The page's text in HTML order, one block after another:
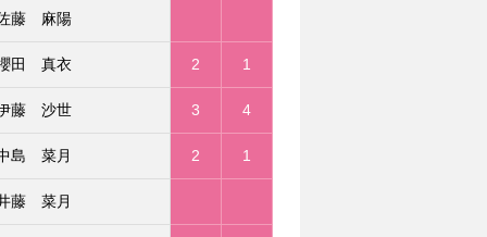
藤 麻陽
田 真衣 2 1
藤 沙世 3 4
島 菜月 2 1
藤 菜月